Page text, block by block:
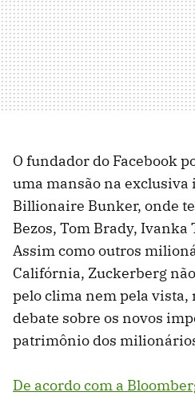
O fundador do Facebook
uma mansão na
Billionaire Bunker, onde
Bezos, Tom Brady,
Assim como outros
Califórnia, Zuckerberg
pelo clima nem pela vista,
debate sobre os novos
patrimônio dos
De acordo com a